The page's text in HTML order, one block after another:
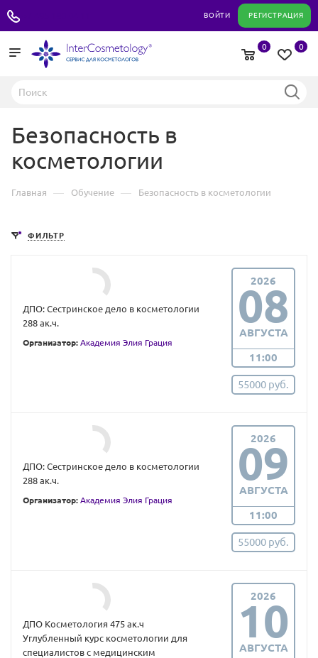
ВОЙТИ РЕГИСТРАЦИЯ
0
0
Безопасность в
косметологии
Главная — Обучение — Безопасность в косметологии
ФИЛЬТР
ДПО: Сестринское дело в косметологии
288 ак.ч.
Организатор: Академия Элия Грация
2026
08
АВГУСТА
11:00
55000 руб.
ДПО: Сестринское дело в косметологии
288 ак.ч.
Организатор: Академия Элия Грация
2026
09
АВГУСТА
11:00
55000 руб.
ДПО Косметология 475 ак.ч
Углубленный курс косметологии для
специалистов с медицинским
2026
10
АВГУСТА